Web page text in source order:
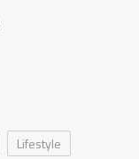
Lifestyle